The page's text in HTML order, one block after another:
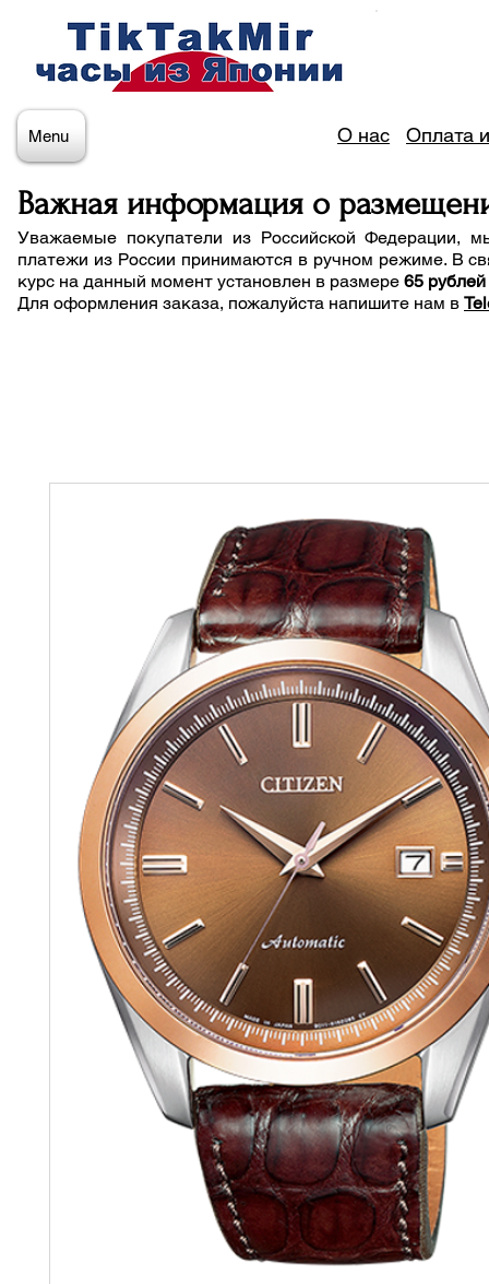
Menu О нас Оплата
Важная информация о
Уважаемые покупатели из Российской Федерации,
платежи из России принимаются в ручном режиме. В
курс на данный момент установлен в размере 65
Для оформления заказа, пожалуйста напишите нам в